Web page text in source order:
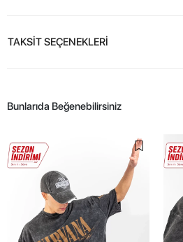
TAKSİT SEÇENEKLERİ
Bunlarıda Beğenebilirsiniz